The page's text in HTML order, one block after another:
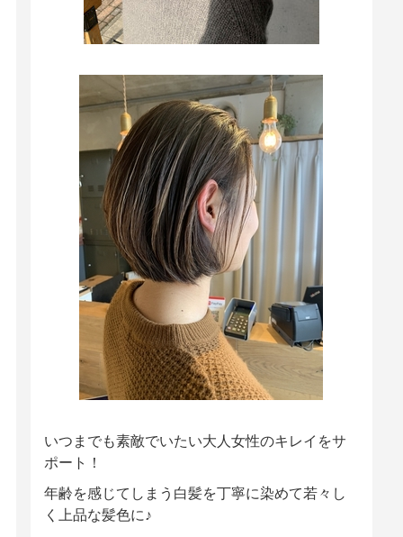
いつまでも素敵でいたい大人女性のキレイをサ
ポート！
年齢を感じてしまう白髪を丁寧に染めて若々し
く上品な髪色に♪